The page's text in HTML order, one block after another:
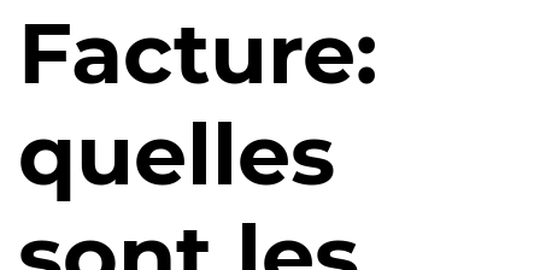
Facture:
quelles